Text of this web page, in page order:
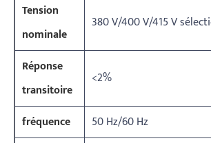
Tension
nominale
380 V/400 V/415 V
Réponse
transitoire
<2%
fréquence
50 Hz/60 Hz